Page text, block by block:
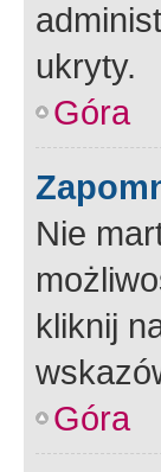
ukryty.
Góra
Nie
kliknij
Góra